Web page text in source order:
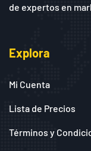
de expertos en
Explora
Mi Cuenta
Lista de Precios
Términos y